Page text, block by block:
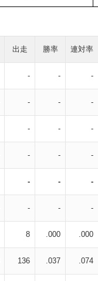
出走 勝率 連対率
- - -
- - -
- - -
- - -
- - -
- - -
8 .000 .000
136 .037 .074